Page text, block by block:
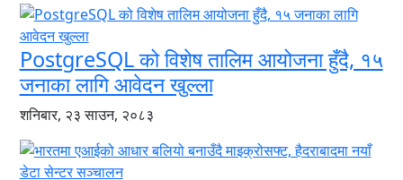
PostgreSQL को विशेष तालिम आयोजना हुँदै, १५
जनाका लागि आवेदन खुल्ला
शनिबार, २३ साउन, २०८३